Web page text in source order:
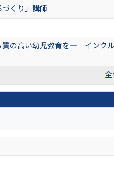
くり」講師
質の高い幼児教育を― インク
全